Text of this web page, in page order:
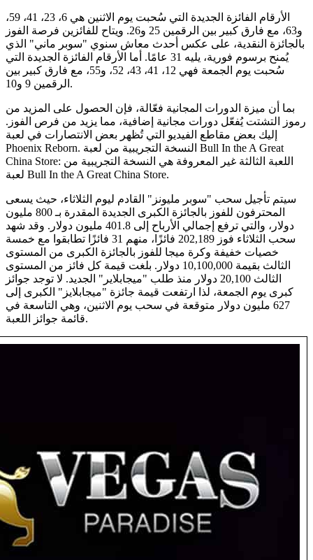
الأرقام الفائزة الجديدة التي سُحبت يوم الاثنين هي 6، 23، 41، 59،
و63، مع فارق كبير بين الرقمين 25 و26. ويتاح للفائزين فرصة الفوز
بالجائزة النقدية، على عكس أحدث معاش سنوي "سوبر ماني" الذي
يُمنح برسوم فورية، يليه 31 عامًا. أما الأرقام الفائزة الجديدة التي
سُحبت يوم الجمعة فهي 12، 41، 43، 52، و55، مع فارق كبير بين
الرقمين 9 و10.
بما أن ميزة الدورات المجانية فعّالة، فإن الحصول على المزيد من
رموز التشتت يُفعّل دورات مجانية إضافية، مما يزيد من فرص الفوز.
إليك بعض مقاطع الفيديو التي تُظهر بعض الانتصارات في لعبة
Phoenix Reborn. النسخة التجريبية من لعبة Bull In the A Great
China Store: اللعبة الثالثة غير المعروفة هي النسخة التجريبية من
لعبة Bull In the A Great China Store.
سيتم تأجيل سحب "سوبر مليونز" القادم ليوم الثلاثاء، حيث يسعى
المحترفون للفوز بالجائزة الكبرى الجديدة المقدرة بـ 800 مليون
دولار، والتي ترفع إجمالي الأرباح إلى 401.8 مليون دولار. وقد شهد
سحب الثلاثاء فوز 202,189 فائزًا، منهم 31 فائزًا تطابقوا مع خمسة
خصيات خفيفة وكرة ميجا للفوز بالجائزة الكبرى من المستوى
الثالث بقيمة 10,100,000 دولار. بلغت قيمة كل فائز من المستوى
الثالث 20,100 دولار منذ طلب "ميجابلاير" الجديد. لا توجد جوائز
كبرى يوم الجمعة، لذا ارتفعت قيمة جائزة "ميجابلايز" الكبرى إلى
627 مليون دولار متوقعة في سحب يوم الاثنين، وهي التاسعة في
قائمة جوائز اللعبة.